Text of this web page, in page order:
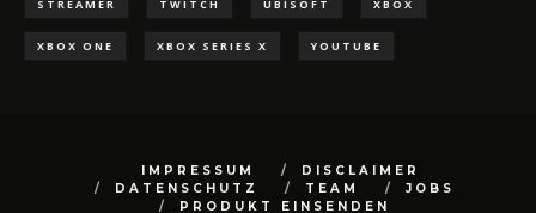
STREAMER TWITCH UBISOFT XBOX
XBOX ONE XBOX SERIES X YOUTUBE
IMPRESSUM
DISCLAIMER
DATENSCHUTZ
TEAM
JOBS
PRODUKT EINSENDEN